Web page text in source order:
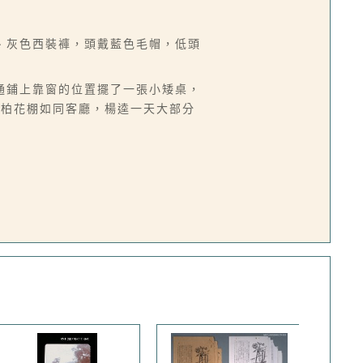
色西裝褲，頭戴藍色毛帽，低頭
上靠窗的位置擺了一張小矮桌，
花棚如同客廳，楊逵一天大部分